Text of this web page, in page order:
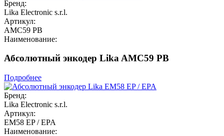
Бренд:
Lika Electronic s.r.l.
Артикул:
AMC59 PB
Наименование:
Абсолютный энкодер Lika AMC59 PB
Подробнее
Бренд:
Lika Electronic s.r.l.
Артикул:
EM58 EP / EPA
Наименование: